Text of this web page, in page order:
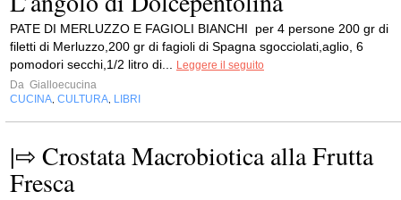
PATE DI MERLUZZO E FAGIOLI BIANCHI per 4 persone 200 gr di
filetti di Merluzzo,200 gr di fagioli di Spagna sgocciolati,aglio, 6
pomodori secchi,1/2 litro di...
Leggere il seguito
Da Gialloecucina
CUCINA CULTURA LIBRI
|⇨ Crostata Macrobiotica alla Frutta
Fresca